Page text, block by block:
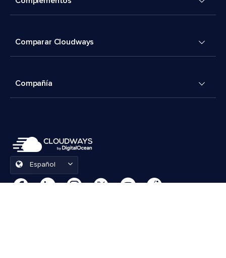
Comparar Cloudways
Compañía
Español